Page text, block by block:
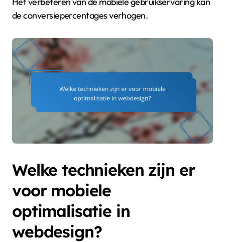
de conversiepercentages verhogen.
Welke technieken zijn er
voor mobiele
optimalisatie in
webdesign?